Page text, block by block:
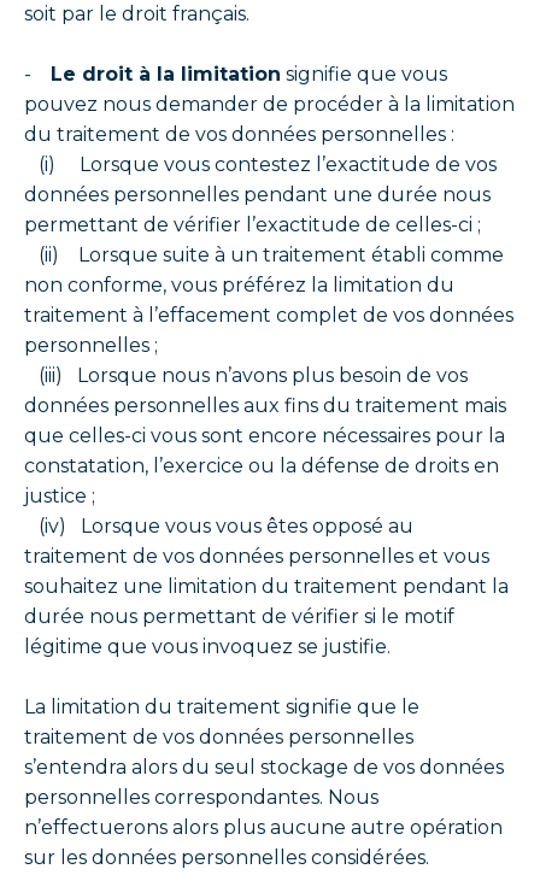
soit par le droit français.
- Le droit à la limitation signifie que vous
pouvez nous demander de procéder à la limitation
du traitement de vos données personnelles :
(i) Lorsque vous contestez l’exactitude de vos
données personnelles pendant une durée nous
permettant de vérifier l’exactitude de celles-ci ;
(ii) Lorsque suite à un traitement établi comme
non conforme, vous préférez la limitation du
traitement à l’effacement complet de vos données
personnelles ;
(iii) Lorsque nous n’avons plus besoin de vos
données personnelles aux fins du traitement mais
que celles-ci vous sont encore nécessaires pour la
constatation, l’exercice ou la défense de droits en
justice ;
(iv) Lorsque vous vous êtes opposé au
traitement de vos données personnelles et vous
souhaitez une limitation du traitement pendant la
durée nous permettant de vérifier si le motif
légitime que vous invoquez se justifie.
La limitation du traitement signifie que le
traitement de vos données personnelles
s’entendra alors du seul stockage de vos données
personnelles correspondantes. Nous
n’effectuerons alors plus aucune autre opération
sur les données personnelles considérées.